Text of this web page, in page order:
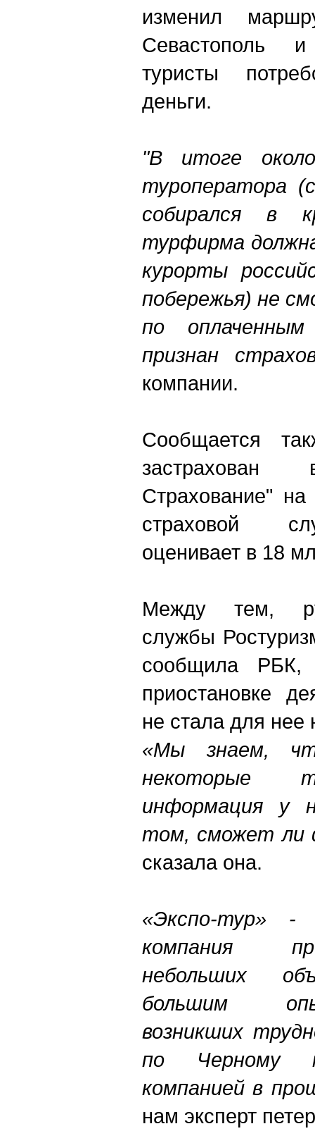
изменил
Севастополь
туристы
деньги.
"В итоге
туроператора
собирался в
турфирма
курорты
побережья) не
по
признан
компании.
Сообщается
Страхование"
страховой
оценивает в 18
Между тем,
службы
сообщила
приостановке
не стала для
«Мы знаем,
некоторые
информация у
том, сможет ли
сказала она.
«Экспо-тур» -
компания
небольших
большим
возникших
по Черному
компанией в
нам эксперт